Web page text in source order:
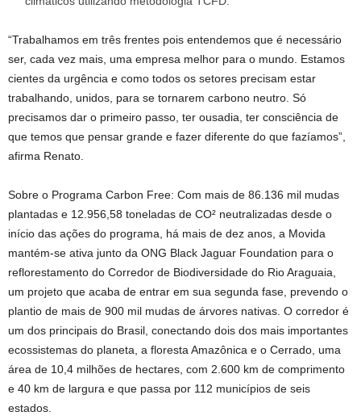
“Trabalhamos em três frentes pois entendemos que é necessário
ser, cada vez mais, uma empresa melhor para o mundo. Estamos
cientes da urgência e como todos os setores precisam estar
trabalhando, unidos, para se tornarem carbono neutro. Só
precisamos dar o primeiro passo, ter ousadia, ter consciência de
que temos que pensar grande e fazer diferente do que fazíamos”,
afirma Renato.
Sobre o Programa Carbon Free: Com mais de 86.136 mil mudas
plantadas e 12.956,58 toneladas de CO² neutralizadas desde o
início das ações do programa, há mais de dez anos, a Movida
mantém-se ativa junto da ONG Black Jaguar Foundation para o
reflorestamento do Corredor de Biodiversidade do Rio Araguaia,
um projeto que acaba de entrar em sua segunda fase, prevendo o
plantio de mais de 900 mil mudas de árvores nativas. O corredor é
um dos principais do Brasil, conectando dois dos mais importantes
ecossistemas do planeta, a floresta Amazônica e o Cerrado, uma
área de 10,4 milhões de hectares, com 2.600 km de comprimento
e 40 km de largura e que passa por 112 municípios de seis
estados.